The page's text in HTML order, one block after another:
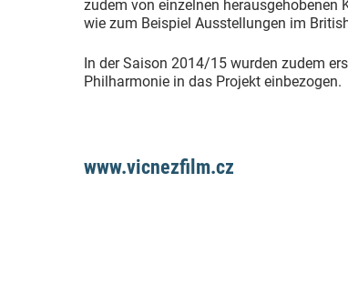
zudem von einzelnen herausgehobenen
wie zum Beispiel Ausstellungen im
In der Saison 2014/15 wurden zudem
Philharmonie in das Projekt einbezogen.
www.vicnezfilm.cz